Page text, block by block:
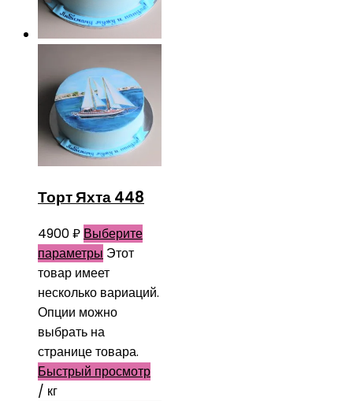
Торт Яхта 448
4900₽ Выберите
параметры Этот
товар имеет
несколько вариаций.
Опции можно
выбрать на
странице товара.
Быстрый просмотр
/ кг